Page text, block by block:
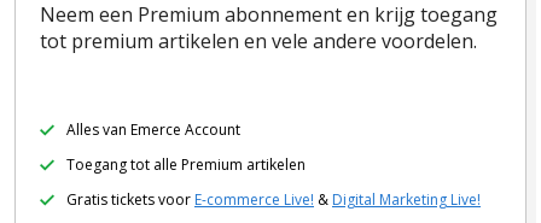
Neem een Premium abonnement en krijg toegang
tot premium artikelen en vele andere voordelen.
Alles van Emerce Account
Toegang tot alle Premium artikelen
Gratis tickets voor E-commerce Live! & Digital Marketing Live!